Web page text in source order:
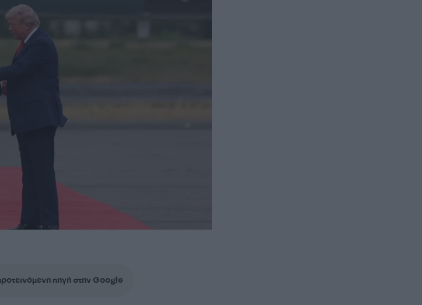
πηγή στην Google